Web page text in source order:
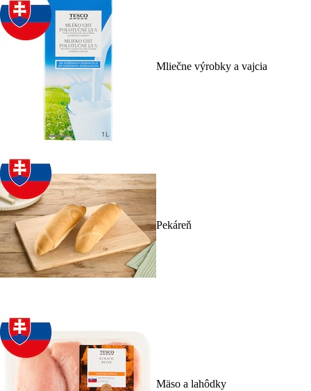
Mliečne výrobky a vajcia
Pekáreň
Mäso a lahôdky